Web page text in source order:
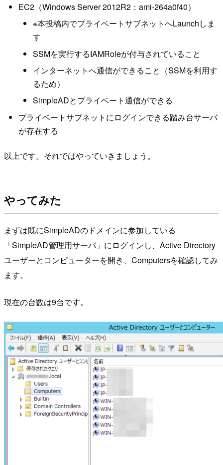
EC2（Windows Server 2012R2：ami-264a0f40）
※本投稿内でプライベートサブネットへLaunchしま
す
SSMを実行するIAMRoleが付与されていること
インターネットへ通信ができること（SSMを利用す
るため）
SimpleADとプライベート通信ができる
プライベートサブネットにログインできる踏み台サーバ
が存在する
以上です。それではやっていきましょう。
やってみた
まずは既にSimpleADのドメインに参加している
「SimpleAD管理用サーバ」にログインし、Active Directory
ユーザーとコンピューターを開き、Computersを確認してみ
ます。
現在の台数は9台です。